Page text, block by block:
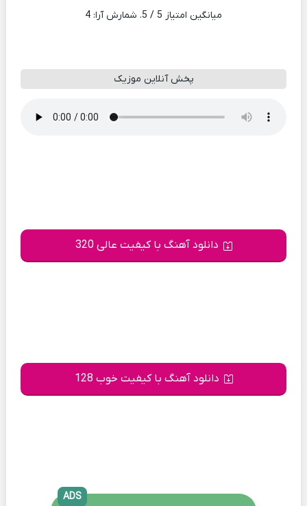
میانگین امتیاز 5 / 5. شمارش آرا: 4
پخش آنلاین موزیک
دانلود آهنگ با کیفیت عالی 320
دانلود آهنگ با کیفیت خوب 128
ADS